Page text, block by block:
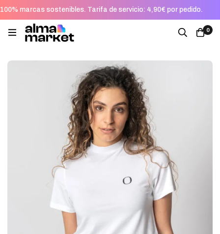
100% marcas sostenibles. Tarifa de servicio: 4,90€ por pedido.
0